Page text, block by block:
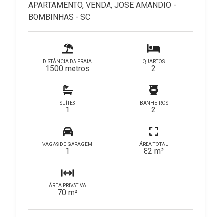
APARTAMENTO, VENDA, JOSE AMANDIO -
BOMBINHAS - SC
DISTÂNCIA DA PRAIA
1500 metros
QUARTOS
2
SUÍTES
1
BANHEIROS
2
VAGAS DE GARAGEM
1
ÁREA TOTAL
82 m²
ÁREA PRIVATIVA
70 m²